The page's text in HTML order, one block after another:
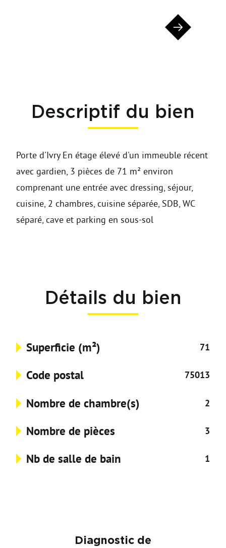
Descriptif du bien
Porte d'Ivry En étage élevé d'un immeuble récent
avec gardien, 3 pièces de 71 m² environ
comprenant une entrée avec dressing, séjour,
cuisine, 2 chambres, cuisine séparée, SDB, WC
séparé, cave et parking en sous-sol
Détails du bien
Superficie (m²) 71
Code postal 75013
Nombre de chambre(s) 2
Nombre de pièces 3
Nb de salle de bain 1
Diagnostic de